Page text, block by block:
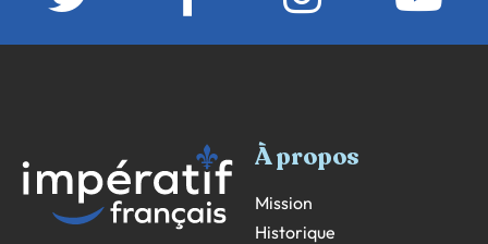
À propos
Mission
Historique